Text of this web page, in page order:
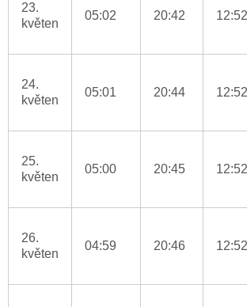
23.
květen
05:02 20:42 12:52
24.
květen
05:01 20:44 12:52
25.
květen
05:00 20:45 12:52
26.
květen
04:59 20:46 12:52